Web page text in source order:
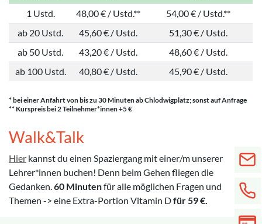
1 Ustd.
48,00 € / Ustd.**
54,00 € / Ustd.**
ab 20 Ustd.
45,60 € / Ustd.
51,30 € / Ustd.
ab 50 Ustd.
43,20 € / Ustd.
48,60 € / Ustd.
ab 100 Ustd.
40,80 € / Ustd. 45,90 € / Ustd.
* bei einer Anfahrt von bis zu 30 Minuten ab Chlodwigplatz; sonst auf Anfrage
** Kurspreis bei 2 Teilnehmer*innen +5 €
Walk&Talk
Hier kannst du einen Spaziergang mit einer/m unserer
Lehrer*innen buchen! Denn beim Gehen fliegen die
Gedanken.60 Minutenfür alle möglichen Fragen und
Themen -> eine Extra-Portion Vitamin Dfür 59 €.